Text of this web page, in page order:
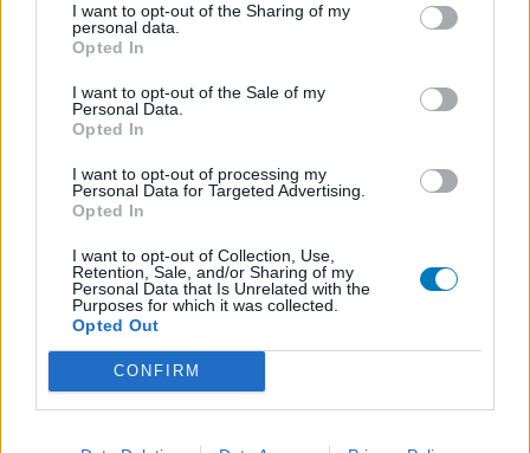
I want to opt-out of the Sharing of my
personal data.
Opted In
I want to opt-out of the Sale of my
Personal Data.
Opted In
I want to opt-out of processing my
Personal Data for Targeted Advertising.
Opted In
I want to opt-out of Collection, Use,
Retention, Sale, and/or Sharing of my
Personal Data that Is Unrelated with the
Purposes for which it was collected.
Opted Out
CONFIRM
Douleur fantôme
Quantité effets secondaires
pourrait les declache dans La fesse le mollet le gros
orteil et celui à côté tous le côté droit après une
complication hémorragie fissure du canal rachidien est
touché un petit nerf Je suis traité avec de lyrica 200 mg
trois fois par jour on m’a mis stimulateur qui
votre avis